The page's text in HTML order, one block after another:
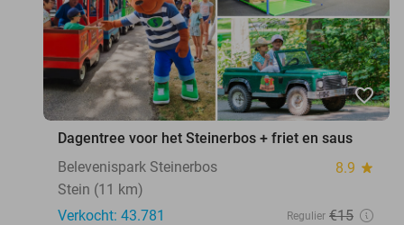
favorite_border
Dagentree voor het Steinerbos + friet en saus
Belevenispark Steinerbos
8.9 star
Stein (11 km)
Verkocht: 43.781
Regulier €15